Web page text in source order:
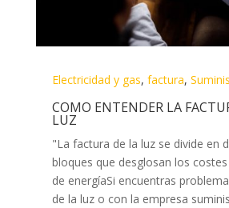
Electricidad y gas, factura,
COMO ENTENDER LA
LUZ
"La factura de la luz se divide en
bloques que desglosan los
de energíaSi encuentras
de la luz o con la empresa